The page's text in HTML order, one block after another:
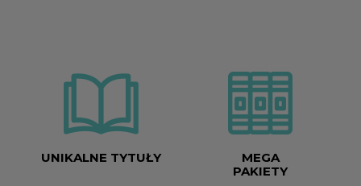
UNIKALNE TYTUŁY
MEGA
PAKIETY